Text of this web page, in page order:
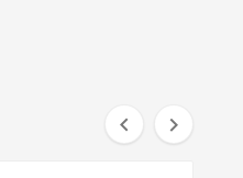
 